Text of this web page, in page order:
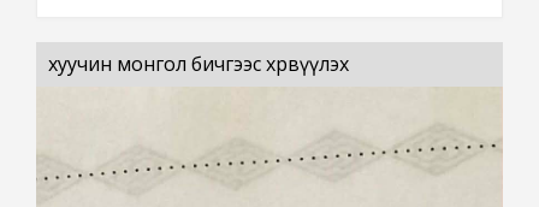
хуучин монгол бичгээс хөрвүүлэх